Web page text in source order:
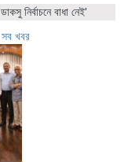
নির্বাচনে বাধা নেই'
সব খবর